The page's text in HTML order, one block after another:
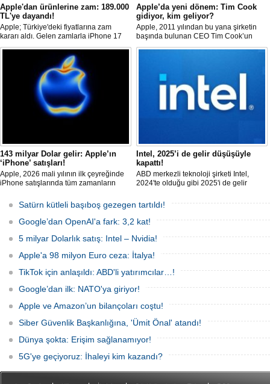
Apple'dan ürünlerine zam: 189.000
TL'ye dayandı!
Apple; Türkiye'deki fiyatlarına zam
kararı aldı. Gelen zamlarla iPhone 17
serisinin giriş modeli; 60.000 TL'ye
dayanırken, Pro Max 189.000 TL
sınırına ulaştı. Fiyat artışları AirPods ve
diğer Apple ürünlerine de yansıdı.
Apple’da yeni dönem: Tim Cook
gidiyor, kim geliyor?
Apple, 2011 yılından bu yana şirketin
başında bulunan CEO Tim Cook’un
görevinden ayrılacağını duyurdu.
geçecek. Cook, Yönetim Kurulu Başkanı
olarak görevine devam edecek.
143 milyar Dolar gelir: Apple’ın
‘iPhone’ satışları!
Apple, 2026 mali yılının ilk çeyreğinde
iPhone satışlarında tüm zamanların
milyar Dolar'a yükseldi.
Intel, 2025’i de gelir düşüşüyle
kapattı!
ABD merkezli teknoloji şirketi Intel,
2024'te olduğu gibi 2025'i de gelir
çeyreğinde gelirinin yüzde dört
düştüğünü bildirdi.
Satürn kütleli başıboş gezegen tartıldı!
Google’dan OpenAI'a fark: 3,2 kat!
5 milyar Dolarlık satış: Intel – Nvidia!
Apple'a 98 milyon Euro ceza: İtalya!
TikTok için anlaşıldı: ABD'li yatırımcılar…!
Google’dan ilk: NATO'ya giriyor!
Apple ve Amazon’un bilançoları coştu!
Siber Güvenlik Başkanlığına, 'Ümit Önal' atandı!
Dünya şokta: Erişim sağlanamıyor!
5G'ye geçiyoruz: İhaleyi kim kazandı?